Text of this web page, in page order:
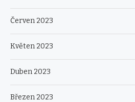
Červen 2023
Květen 2023
Duben 2023
Březen 2023